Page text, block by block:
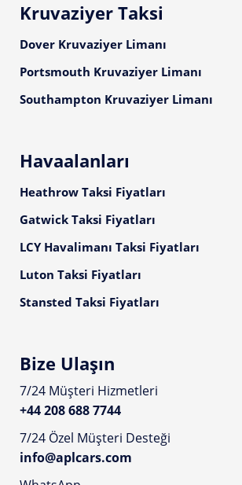
Kruvaziyer Taksi
Dover Kruvaziyer Limanı
Portsmouth Kruvaziyer Limanı
Southampton Kruvaziyer Limanı
Havaalanları
Heathrow Taksi Fiyatları
Gatwick Taksi Fiyatları
LCY Havalimanı Taksi Fiyatları
Luton Taksi Fiyatları
Stansted Taksi Fiyatları
Bize Ulaşın
7/24 Müşteri Hizmetleri
+44 208 688 7744
7/24 Özel Müşteri Desteği
info@aplcars.com